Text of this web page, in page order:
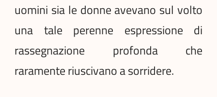
uomini sia le donne avevano sul volto
una tale perenne espressione di
rassegnazione profonda che
raramente riuscivano a sorridere.